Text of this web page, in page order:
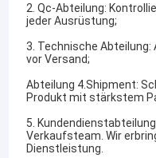
2. Qc-Abteilung:
jeder Ausrüstung;
3. Technische
vor Versand;
Abteilung 4.Shipment:
Produkt mit stärkstem
5.
Verkaufsteam. Wir
Dienstleistung.